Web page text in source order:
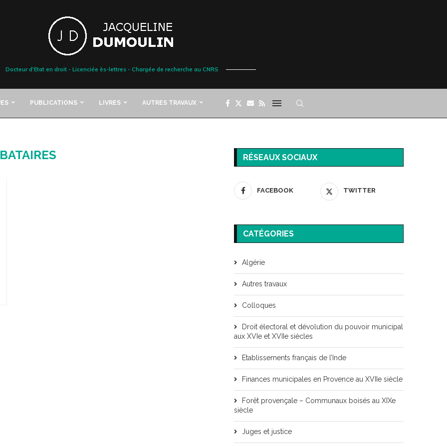
Docteur d'Etat en droit - Licenciée ès-lettres - Chargée de recherche au CNRS
PUBLICATIONS LIVRES AUTRES TRAVAUX
RÉSEAUX SOCIAUX
FACEBOOK TWITTER
CATÉGORIES
Algérie
Autres travaux
Colloques
Droit électoral et dévolution du pouvoir municipal
aux XVIe et XVIIe siècles
Etablissements français de l’Inde
Finances municipales en Provence au XVIIe siècle
Forêt provençale – Communaux boisés au XIXe
siècle
Juges et justice